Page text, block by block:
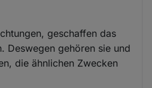
geschaffen das
Deswegen gehören sie und
die ähnlichen Zwecken